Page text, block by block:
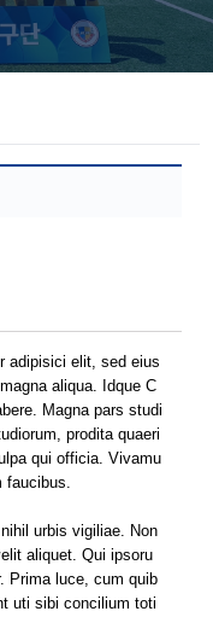
adipisici elit, sed eius
aliqua. Idque C
Magna pars studi
prodita quaeri
qui officia. Vivamu
faucibus.
urbis vigiliae. Non
aliquet. Qui ipsoru
Prima luce, cum quib
uti sibi concilium toti